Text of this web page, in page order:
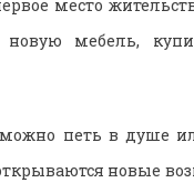
место
мебель,
петь в душе
новые